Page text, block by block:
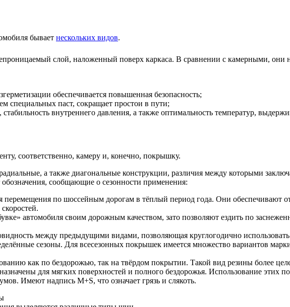
бывает нескольких видов.
слой, наложенный поверх каркаса. В сравнении с камерными, они
обеспечивается повышенная безопасность;
специальных паст, сокращает простои в пути;
внутреннего давления, а также оптимальность температур,
соответственно, камеру и, конечно, покрышку.
а также диагональные конструкции, различия между которыми
сообщающие о сезонности применения:
перемещения по шоссейным дорогам в тёплый период года. Они обеспечивают
автомобиля своим дорожным качеством, зато позволяют ездить по
между предыдущими видами, позволяющая круглогодично
сезоны. Для всесезонных покрышек имеется множество вариантов
как по бездорожью, так на твёрдом покрытии. Такой вид резины более
для мягких поверхностей и полного бездорожья. Использование этих
Имеют надпись M+S, что означает грязь и слякоть.